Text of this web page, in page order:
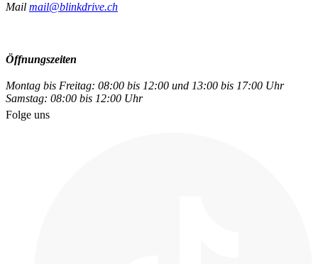
Mail mail@blinkdrive.ch
Öffnungszeiten
Montag bis Freitag: 08:00 bis 12:00 und 13:00 bis 17:00 Uhr
Samstag: 08:00 bis 12:00 Uhr
Folge uns